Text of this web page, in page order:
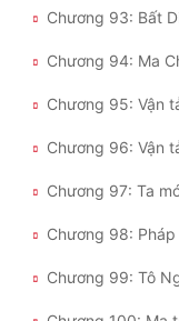
Chương 93: Bất
Chương 94: Ma
Chương 95: Vận
Chương 96: Vận
Chương 98: